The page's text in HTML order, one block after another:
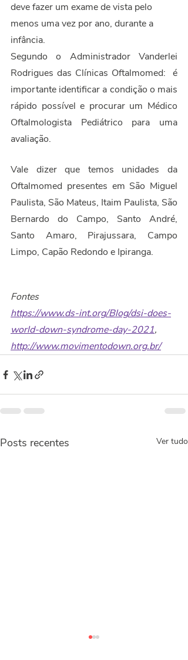
deve fazer um exame de vista pelo
menos uma vez por ano, durante a
infância.
Segundo o Administrador Vanderlei
Rodrigues das Clínicas Oftalmomed:  é
importante identificar a condição o mais
rápido possível e procurar um Médico
Oftalmologista Pediátrico para uma
avaliação.
Vale dizer que temos unidades da
Oftalmomed presentes em São Miguel
Paulista, São Mateus, Itaim Paulista, São
Bernardo do Campo, Santo André,
Santo Amaro, Pirajussara, Campo
Limpo, Capão Redondo e Ipiranga.
Fontes
https://www.ds-int.org/Blog/dsi-does-
world-down-syndrome-day-2021
http://www.movimentodown.org.br/
Posts recentes Ver tudo